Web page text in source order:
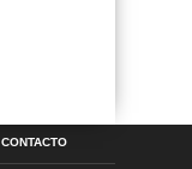
CONTACTO